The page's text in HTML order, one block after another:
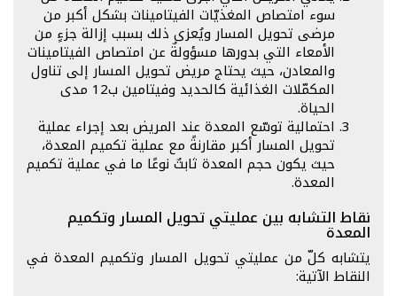
سوء امتصاص المغذيّات الفيتامينات بشكل أكبر من
مرضى تحويل المسار ويُعزى ذلك بسبب إزالة جزءٍ من
الأمعاء التي بدورها مسؤولةٌ عن امتصاص الفيتامينات
والمعادن، حيث يحتاج مريض تحويل المسار إلى تناول
المكمّلات الغذائية كالحديد وفيتامين ب12 مدى
الحياة.
احتمالية توسّع المعدة عند المريض بعد إجراء عملية
تحويل المسار أكبر مقارنةً مع عملية تكميم المعدة،
حيث يكون حجم المعدة ثابتٌ نوعًا ما في عملية تكميم
المعدة.
نقاط التشابه بين عمليتي تحويل المسار وتكميم
المعدة
يتشابه كلّ من عمليتي تحويل المسار وتكميم المعدة في
النقاط الآتية: